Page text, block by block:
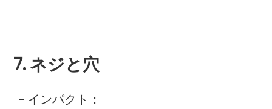
7. ネジと穴
- インパクト：